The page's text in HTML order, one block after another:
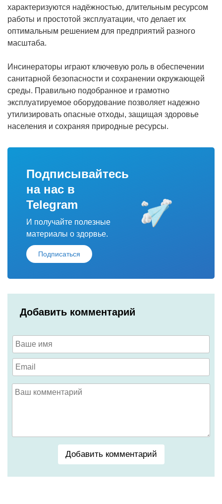
характеризуются надёжностью, длительным ресурсом
работы и простотой эксплуатации, что делает их
оптимальным решением для предприятий разного
масштаба.
Инсинераторы играют ключевую роль в обеспечении
санитарной безопасности и сохранении окружающей
среды. Правильно подобранное и грамотно
эксплуатируемое оборудование позволяет надежно
утилизировать опасные отходы, защищая здоровье
населения и сохраняя природные ресурсы.
Подписывайтесь
на нас в
Telegram
И получайте полезные
материалы о здорвье.
Подписаться
Добавить комментарий
Добавить комментарий